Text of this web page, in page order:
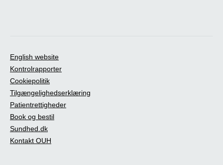
English website
Kontrolrapporter
Cookiepolitik
Tilgængelighedserklæring
Patientrettigheder
Book og bestil
Sundhed.dk
Kontakt OUH